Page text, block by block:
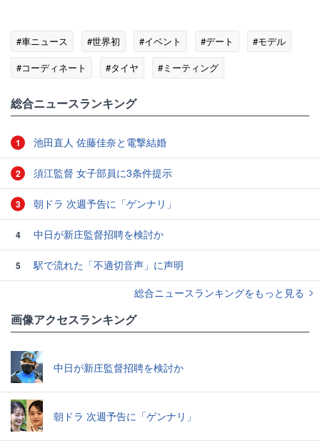
#車ニュース #世界初 #イベント #デート
#モデル
#コーディネート
#タイヤ #ミーティング
総合ニュースランキング
1 池田直人 佐藤佳奈と電撃結婚
2 須江監督 女子部員に3条件提示
3 朝ドラ 次週予告に「ゲンナリ」
4 中日が新庄監督招聘を検討か
5
駅で流れた「不適切音声」に声明
総合ニュースランキングをもっと見る
画像アクセスランキング
中日が新庄監督招聘を検討か
朝ドラ 次週予告に「ゲンナリ」